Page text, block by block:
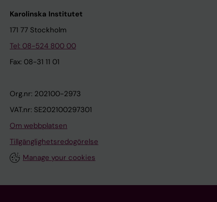
Karolinska Institutet
171 77 Stockholm
Tel: 08-524 800 00
Fax: 08-31 11 01
Org.nr: 202100-2973
VAT.nr: SE202100297301
Om webbplatsen
Tillgänglighetsredogörelse
Manage your cookies